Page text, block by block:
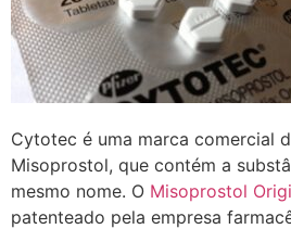
Cytotec é uma marca comercial
Misoprostol, que contém a
mesmo nome. O Misoprostol
patenteado pela empresa